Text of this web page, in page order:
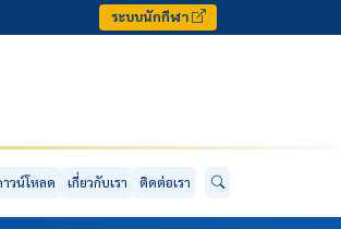
ระบบนักกีฬา
วน์โหลด เกี่ยวกับเรา ติดต่อเรา